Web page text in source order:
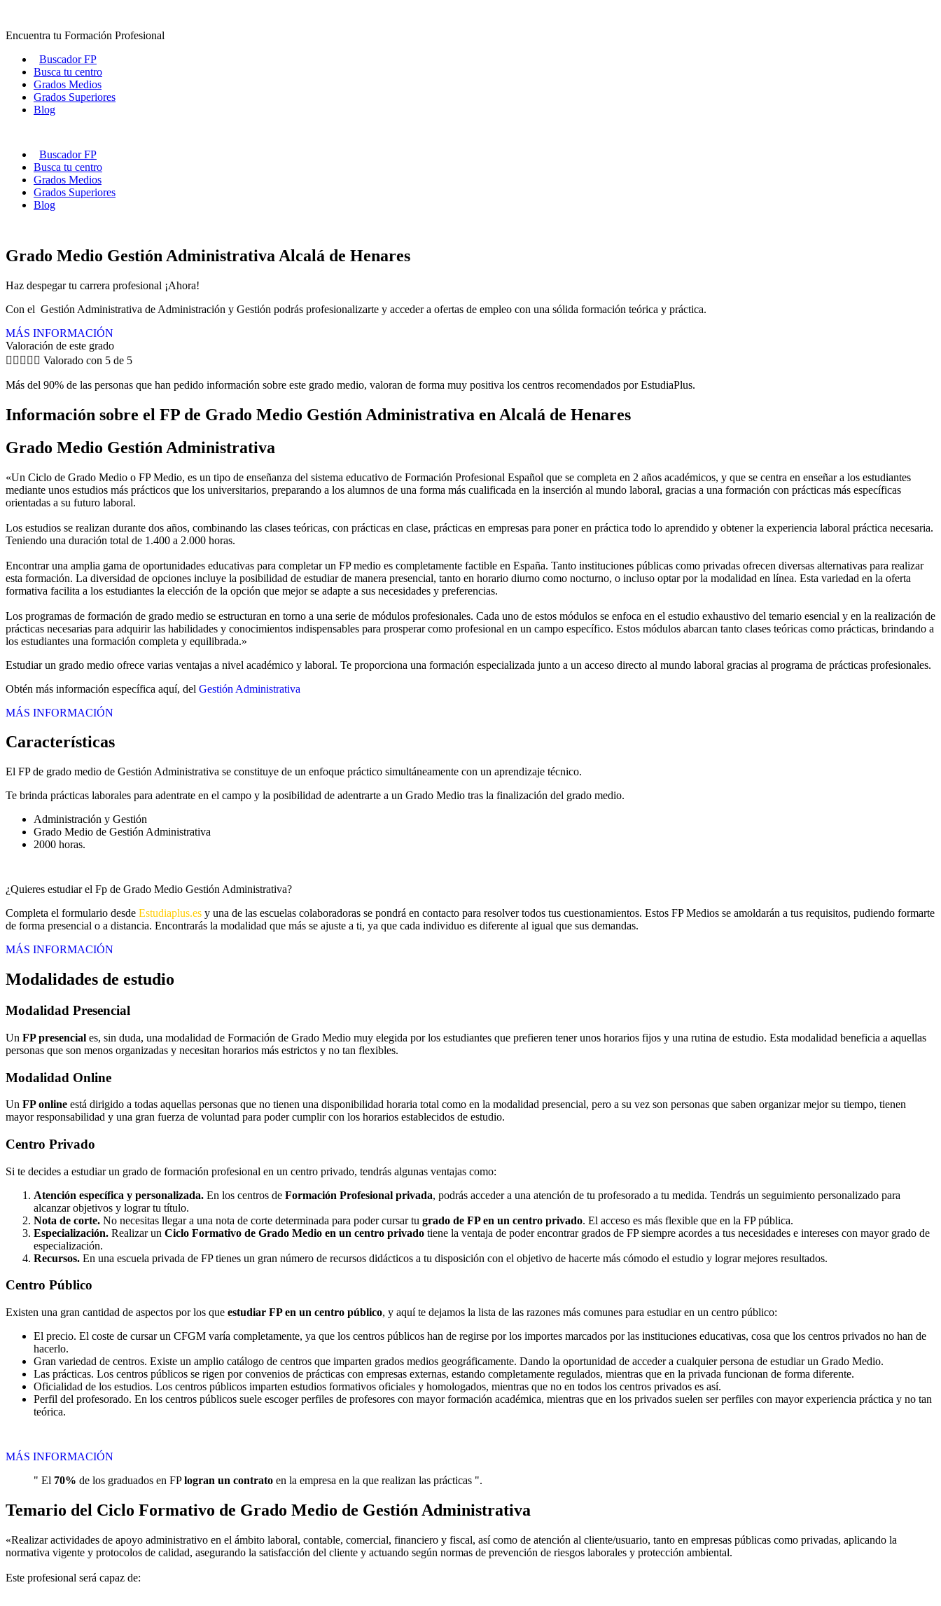
contenido
Encuentra tu Formación Profesional
Buscador FP
Busca tu centro
Grados Medios
Grados Superiores
Blog
Buscador FP
Busca tu centro
Grados Medios
Grados Superiores
Blog
Grado Medio Gestión Administrativa Alcalá de Henares
Haz despegar tu carrera profesional ¡Ahora!
Con el Gestión Administrativa de Administración y Gestión podrás profesionalizarte y acceder a ofertas de empleo con una sólida formación teórica y práctica.
MÁS INFORMACIÓN
Valoración de este grado
     Valorado con 5 de 5
Más del 90% de las personas que han pedido información sobre este grado medio, valoran de forma muy positiva los centros recomendados por EstudiaPlus.
Información sobre el FP de Grado Medio Gestión Administrativa en Alcalá de Henares
Grado Medio Gestión Administrativa
«Un Ciclo de Grado Medio o FP Medio, es un tipo de enseñanza del sistema educativo de Formación Profesional Español que se completa en 2 años académicos, y que se centra en enseñar a los estudiantes
mediante unos estudios más prácticos que los universitarios, preparando a los alumnos de una forma más cualificada en la inserción al mundo laboral, gracias a una formación con prácticas más específicas
orientadas a su futuro laboral.
Los estudios se realizan durante dos años, combinando las clases teóricas, con prácticas en clase, prácticas en empresas para poner en práctica todo lo aprendido y obtener la experiencia laboral práctica necesaria.
Teniendo una duración total de 1.400 a 2.000 horas.
Encontrar una amplia gama de oportunidades educativas para completar un FP medio es completamente factible en España. Tanto instituciones públicas como privadas ofrecen diversas alternativas para realizar
esta formación. La diversidad de opciones incluye la posibilidad de estudiar de manera presencial, tanto en horario diurno como nocturno, o incluso optar por la modalidad en línea. Esta variedad en la oferta
formativa facilita a los estudiantes la elección de la opción que mejor se adapte a sus necesidades y preferencias.
Los programas de formación de grado medio se estructuran en torno a una serie de módulos profesionales. Cada uno de estos módulos se enfoca en el estudio exhaustivo del temario esencial y en la realización de
prácticas necesarias para adquirir las habilidades y conocimientos indispensables para prosperar como profesional en un campo específico. Estos módulos abarcan tanto clases teóricas como prácticas, brindando a
los estudiantes una formación completa y equilibrada.»
Estudiar un grado medio ofrece varias ventajas a nivel académico y laboral. Te proporciona una formación especializada junto a un acceso directo al mundo laboral gracias al programa de prácticas profesionales.
Obtén más información específica aquí, del Gestión Administrativa
MÁS INFORMACIÓN
Características
El FP de grado medio de Gestión Administrativa se constituye de un enfoque práctico simultáneamente con un aprendizaje técnico.
Te brinda prácticas laborales para adentrate en el campo y la posibilidad de adentrarte a un Grado Medio tras la finalización del grado medio.
Administración y Gestión
Grado Medio de Gestión Administrativa
2000 horas.
¿Quieres estudiar el Fp de Grado Medio Gestión Administrativa?
Completa el formulario desde Estudiaplus.es y una de las escuelas colaboradoras se pondrá en contacto para resolver todos tus cuestionamientos. Estos FP Medios se amoldarán a tus requisitos, pudiendo formarte
de forma presencial o a distancia. Encontrarás la modalidad que más se ajuste a ti, ya que cada individuo es diferente al igual que sus demandas.
MÁS INFORMACIÓN
Modalidades de estudio
Modalidad Presencial
Un FP presencial es, sin duda, una modalidad de Formación de Grado Medio muy elegida por los estudiantes que prefieren tener unos horarios fijos y una rutina de estudio. Esta modalidad beneficia a aquellas
personas que son menos organizadas y necesitan horarios más estrictos y no tan flexibles.
Modalidad Online
Un FP online está dirigido a todas aquellas personas que no tienen una disponibilidad horaria total como en la modalidad presencial, pero a su vez son personas que saben organizar mejor su tiempo, tienen
mayor responsabilidad y una gran fuerza de voluntad para poder cumplir con los horarios establecidos de estudio.
Centro Privado
Si te decides a estudiar un grado de formación profesional en un centro privado, tendrás algunas ventajas como:
Atención específica y personalizada. En los centros de Formación Profesional privada, podrás acceder a una atención de tu profesorado a tu medida. Tendrás un seguimiento personalizado para
alcanzar objetivos y lograr tu título.
Nota de corte. No necesitas llegar a una nota de corte determinada para poder cursar tu grado de FP en un centro privado. El acceso es más flexible que en la FP pública.
Especialización. Realizar un Ciclo Formativo de Grado Medio en un centro privado tiene la ventaja de poder encontrar grados de FP siempre acordes a tus necesidades e intereses con mayor grado de
especialización.
Recursos. En una escuela privada de FP tienes un gran número de recursos didácticos a tu disposición con el objetivo de hacerte más cómodo el estudio y lograr mejores resultados.
Centro Público
Existen una gran cantidad de aspectos por los que estudiar FP en un centro público, y aquí te dejamos la lista de las razones más comunes para estudiar en un centro público:
El precio. El coste de cursar un CFGM varía completamente, ya que los centros públicos han de regirse por los importes marcados por las instituciones educativas, cosa que los centros privados no han de
hacerlo.
Gran variedad de centros. Existe un amplio catálogo de centros que imparten grados medios geográficamente. Dando la oportunidad de acceder a cualquier persona de estudiar un Grado Medio.
Las prácticas. Los centros públicos se rigen por convenios de prácticas con empresas externas, estando completamente regulados, mientras que en la privada funcionan de forma diferente.
Oficialidad de los estudios. Los centros públicos imparten estudios formativos oficiales y homologados, mientras que no en todos los centros privados es así.
Perfil del profesorado. En los centros públicos suele escoger perfiles de profesores con mayor formación académica, mientras que en los privados suelen ser perfiles con mayor experiencia práctica y no tan
teórica.
MÁS INFORMACIÓN
" El 70% de los graduados en FPlogran un contrato en la empresa en la que realizan las prácticas ".
Temario del Ciclo Formativo de Grado Medio de Gestión Administrativa
«Realizar actividades de apoyo administrativo en el ámbito laboral, contable, comercial, financiero y fiscal, así como de atención al cliente/usuario, tanto en empresas públicas como privadas, aplicando la
normativa vigente y protocolos de calidad, asegurando la satisfacción del cliente y actuando según normas de prevención de riesgos laborales y protección ambiental.
Este profesional será capaz de: